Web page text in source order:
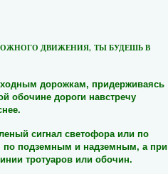
ДВИЖЕНИЯ, ТЫ БУДЕШЬ В
дорожкам, придерживаясь
обочине дороги навстречу
сигнал светофора или по
по подземным и надземным, а при
тротуаров или обочин.